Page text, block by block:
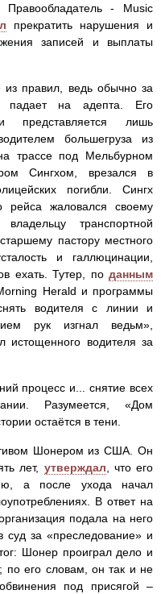
. Правообладатель - Music
прекратить нарушения и
записей и выплаты
из правил, ведь обычно за
падает на адепта. Его
представляется лишь
большегруза из
трассе под Мельбурном
Сингхом, врезался в
погибли. Сингх
рейса жаловался своему
транспортной
пастору местного
и галлюцинации,
ехать. Тутер, по данным
Herald и программы
водителя с линии и
рук изгнал ведьм»,
истощенного водителя за
процесс и... снятие всех
Разумеется, «Дом
остаётся в тени.
Шонером из США. Он
лет, утверждал , что его
а после ухода начал
В ответ на
подала на него
за «преследование» и
Шонер проиграл дело и
по его словам, он так и не
под присягой –